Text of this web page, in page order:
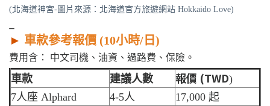
(北海道神宮-圖片來源：北海道官方旅遊網站 Hokkaido Love)
► 車款參考報價 (10小時/日)
費用含： 中文司機、油資、過路費、保險。
車款 建議人數 報價 (TWD)
7人座 Alphard
4-5人
17,000 起